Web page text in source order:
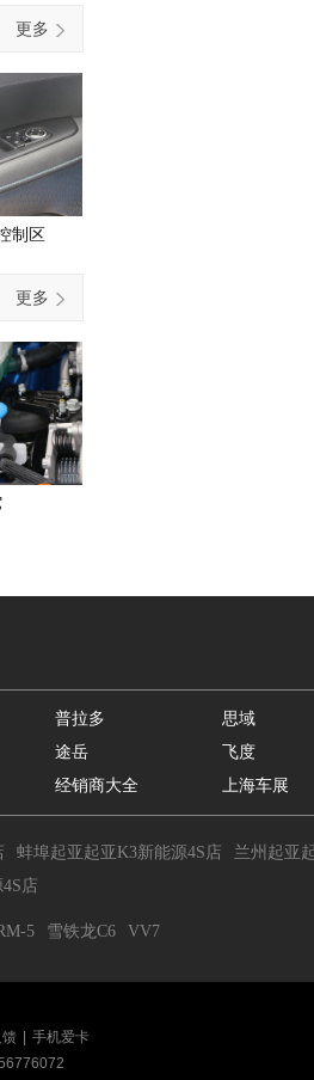
更多
制区
更多
普拉多
思域
途岳
飞度
经销商大全
上海车展
蚌埠起亚起亚K3新能源4S店
兰州起亚
店
5 雪铁龙C6 VV7
手机爱卡